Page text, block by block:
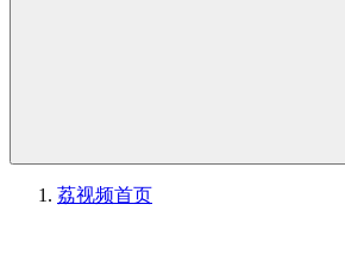
荔视频首页